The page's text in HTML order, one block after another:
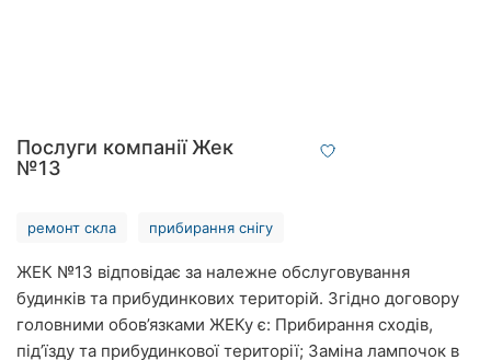
Всі
міста:
Тернопіль
Хмельницький
Послуги компанії Жек
№13
ремонт скла прибирання снігу
ЖЕК №13 відповідає за належне обслуговування
будинків та прибудинкових територій. Згідно договору
головними обов’язками ЖЕКу є: Прибирання сходів,
під’їзду та прибудинкової території; Заміна лампочок в